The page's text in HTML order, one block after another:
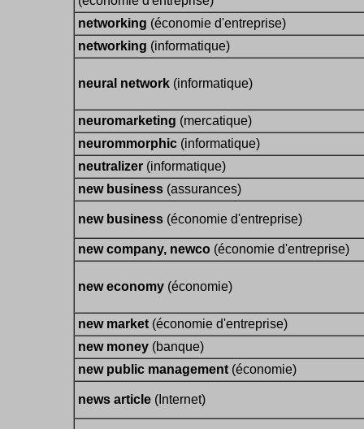
networking (économie d'entreprise)
networking (informatique)
neural network (informatique)
neuromarketing (mercatique)
neurommorphic (informatique)
neutralizer (informatique)
new business (assurances)
new business (économie d'entreprise)
new company, newco (économie d'entreprise)
new economy (économie)
new market (économie d'entreprise)
new money (banque)
new public management (économie)
news article (Internet)